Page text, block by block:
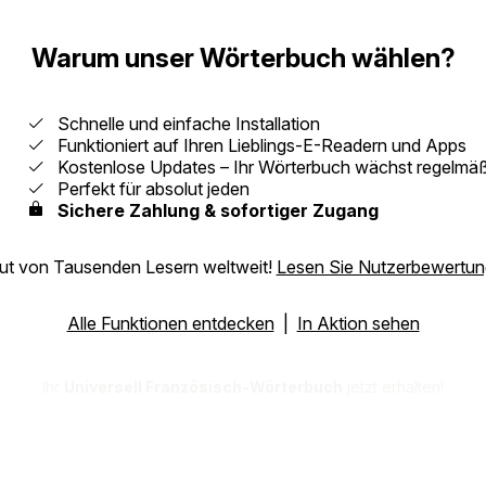
Warum unser Wörterbuch wählen?
Schnelle und einfache Installation
Funktioniert auf Ihren Lieblings-E-Readern und Apps
Kostenlose Updates – Ihr Wörterbuch wächst
Perfekt für absolut jeden
Sichere Zahlung & sofortiger Zugang
von Tausenden Lesern weltweit! Lesen Sie
Alle Funktionen entdecken| In Aktion sehen